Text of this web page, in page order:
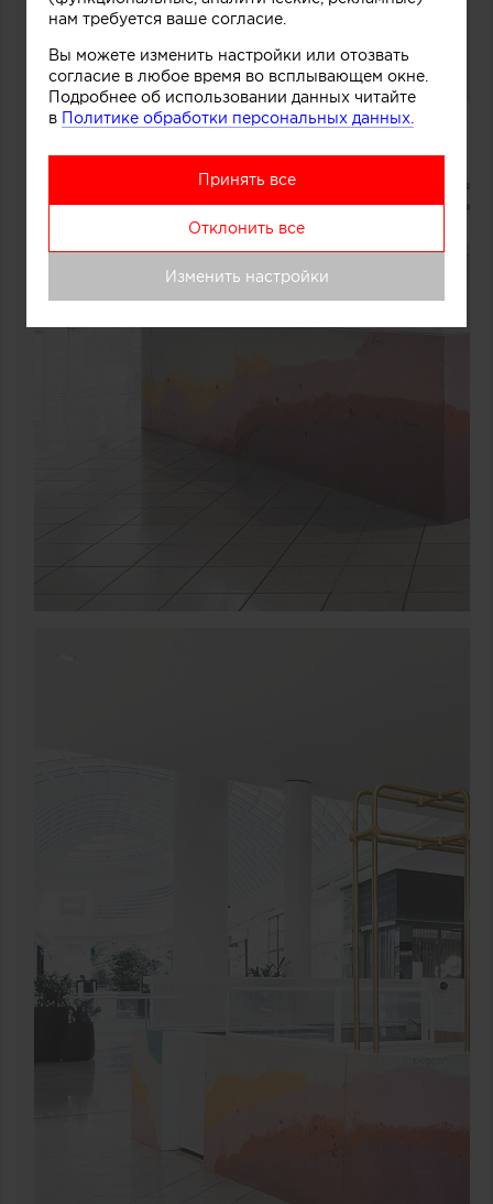
нам требуется ваше согласие.
Вы можете изменить настройки или отозвать
согласие в любое время во всплывающем окне.
Подробнее об использовании данных читайте
в Политике обработки персональных данных.
Принять все
Отклонить все
Изменить настройки